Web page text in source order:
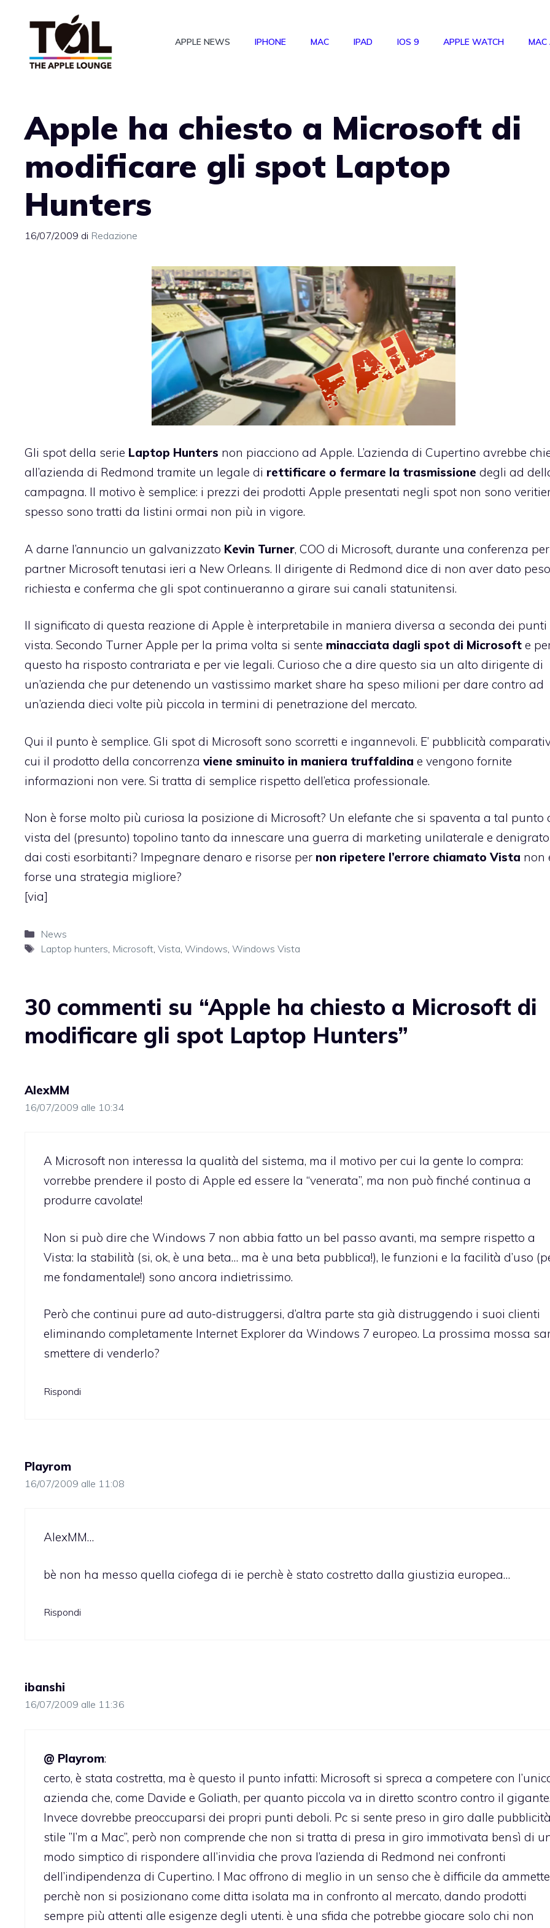
APPLE NEWS IPHONE MAC IPAD IOS 9 APPLE WATCH MAC
Apple ha chiesto a Microsoft di
modificare gli spot Laptop
Hunters
16/07/2009 di Redazione
Gli spot della serie Laptop Hunters non piacciono ad Apple. L’azienda di Cupertino avrebbe
all’azienda di Redmond tramite un legale di rettificare o fermare la trasmissione degli ad
campagna. Il motivo è semplice: i prezzi dei prodotti Apple presentati negli spot non sono
spesso sono tratti da listini ormai non più in vigore.
A darne l’annuncio un galvanizzato Kevin Turner, COO di Microsoft, durante una conferenza
partner Microsoft tenutasi ieri a New Orleans. Il dirigente di Redmond dice di non aver dato
richiesta e conferma che gli spot continueranno a girare sui canali statunitensi.
Il significato di questa reazione di Apple è interpretabile in maniera diversa a seconda dei punti
vista. Secondo Turner Apple per la prima volta si sente minacciata dagli spot di Microsoft e
questo ha risposto contrariata e per vie legali. Curioso che a dire questo sia un alto dirigente di
un’azienda che pur detenendo un vastissimo market share ha speso milioni per dare contro ad
un’azienda dieci volte più piccola in termini di penetrazione del mercato.
Qui il punto è semplice. Gli spot di Microsoft sono scorretti e ingannevoli. E’ pubblicità
cui il prodotto della concorrenza viene sminuito in maniera truffaldina e vengono fornite
informazioni non vere. Si tratta di semplice rispetto dell’etica professionale.
Non è forse molto più curiosa la posizione di Microsoft? Un elefante che si spaventa a tal punto
vista del (presunto) topolino tanto da innescare una guerra di marketing unilaterale e
dai costi esorbitanti? Impegnare denaro e risorse per non ripetere l’errore chiamato Vista non
forse una strategia migliore?
[via]
Categorie
News
Tag
Laptop hunters Microsoft, Vista Windows Windows Vista
30 commenti su “Apple ha chiesto a Microsoft di
modificare gli spot Laptop Hunters”
AlexMM
16/07/2009 alle 10:34
A Microsoft non interessa la qualità del sistema, ma il motivo per cui la gente lo compra:
vorrebbe prendere il posto di Apple ed essere la “venerata”, ma non può finché continua a
produrre cavolate!
Non si può dire che Windows 7 non abbia fatto un bel passo avanti, ma sempre rispetto a
Vista: la stabilità (si, ok, è una beta… ma è una beta pubblica!), le funzioni e la facilità d’uso
me fondamentale!) sono ancora indietrissimo.
Però che continui pure ad auto-distruggersi, d’altra parte sta già distruggendo i suoi clienti
eliminando completamente Internet Explorer da Windows 7 europeo. La prossima mossa
smettere di venderlo?
Rispondi
Playrom
16/07/2009 alle 11:08
AlexMM…
bè non ha messo quella ciofega di ie perchè è stato costretto dalla giustizia europea…
Rispondi
ibanshi
16/07/2009 alle 11:36
@ Playrom:
certo, è stata costretta, ma è questo il punto infatti: Microsoft si spreca a competere con
azienda che, come Davide e Goliath, per quanto piccola va in diretto scontro contro il gigante.
Invece dovrebbe preoccuparsi dei propri punti deboli. Pc si sente preso in giro dalle pubblicità
stile ”I’m a Mac”, però non comprende che non si tratta di presa in giro immotivata bensì di
modo simptico di rispondere all’invidia che prova l’azienda di Redmond nei confronti
dell’indipendenza di Cupertino. I Mac offrono di meglio in un senso che è difficile da
perchè non si posizionano come ditta isolata ma in confronto al mercato, dando prodotti
sempre più attenti alle esigenze degli utenti. è una sfida che potrebbe giocare solo chi non